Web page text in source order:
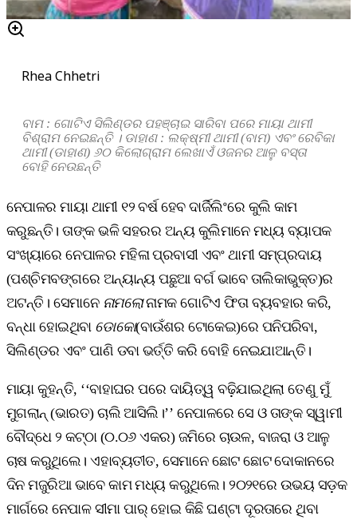
Rhea Chhetri
ବାମ : ଗୋଟିଏ ସିଲିଣ୍ଡର ପହଞ୍ଚାଇ ସାରିବା ପରେ ମାୟା ଥାମୀ
ବିଶ୍ରାମ ନେଇଛନ୍ତି । ଡାହାଣ : ଲକ୍ଷ୍ମୀ ଥାମୀ (ବାମ) ଏବଂ ରେବିକା
ଥାମୀ (ଡାହାଣ) ୬୦ କିଲୋଗ୍ରାମ ଲେଖାଏଁ ଓଜନର ଆଳୁ ବସ୍ତା
ବୋହି ନେଉଛନ୍ତି
ନେପାଳର ମାୟା ଥାମୀ ୧୨ ବର୍ଷ ହେବ ଦାର୍ଜିଲିଂରେ କୁଲି କାମ
କରୁଛନ୍ତି। ତାଙ୍କ ଭଳି ସହରର ଅନ୍ୟ କୁଲିମାନେ ମଧ୍ୟ ବ୍ୟାପକ
ସଂଖ୍ୟାରେ ନେପାଳର ମହିଳା ପ୍ରବାସୀ ଏବଂ ଥାମୀ ସମ୍ପ୍ରଦାୟ
(ପଶ୍ଚିମବଙ୍ଗରେ ଅନ୍ୟାନ୍ୟ ପଛୁଆ ବର୍ଗ ଭାବେ ତାଲିକାଭୁକ୍ତ)ର
ଅଟନ୍ତି। ସେମାନେ ନାମଲୋନାମକ ଗୋଟିଏ ଫିତା ବ୍ୟବହାର କରି,
ବନ୍ଧା ହୋଇଥିବା ଡୋକୋ(ବାଉଁଶର ଟୋକେଇ)ରେ ପନିପରିବା,
ସିଲିଣ୍ଡର ଏବଂ ପାଣି ଡବା ଭର୍ତ୍ତି କରି ବୋହି ନେଇଯାଆନ୍ତି।
ମାୟା କୁହନ୍ତି, ‘‘ବାହାଘର ପରେ ଦାୟିତ୍ୱ ବଢ଼ିଯାଇଥିଲା ତେଣୁ ମୁଁ
ମୁଗଲାନ୍‌ (ଭାରତ) ଚାଲି ଆସିଲି।’’ ନେପାଳରେ ସେ ଓ ତାଙ୍କ ସ୍ୱାମୀ
ବୌଦ୍ଧେ ୨ କଟ୍ଠା (୦.୦୬ ଏକର) ଜମିରେ ଚାଉଳ, ବାଜରା ଓ ଆଳୁ
ଚାଷ କରୁଥିଲେ। ଏହାବ୍ୟତୀତ, ସେମାନେ ଛୋଟ ଛୋଟ ଦୋକାନରେ
ଦିନ ମଜୁରିଆ ଭାବେ କାମ ମଧ୍ୟ କରୁଥିଲେ। ୨୦୨୧ରେ ଉଭୟ ସଡ଼କ
ମାର୍ଗରେ ନେପାଳ ସୀମା ପାର୍‌ ହୋଇ କିଛି ଘଣ୍ଟା ଦୂରତାରେ ଥିବା